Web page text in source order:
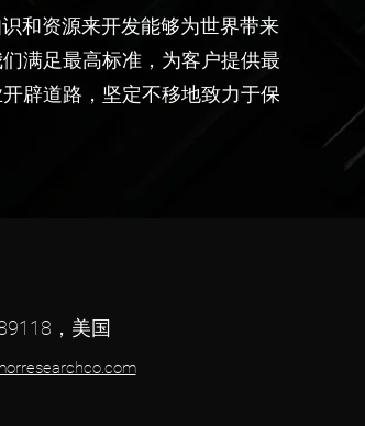
和资源来开发能够为世界带来
满足最高标准，为客户提供最
辟道路，坚定不移地致力于保
，美国